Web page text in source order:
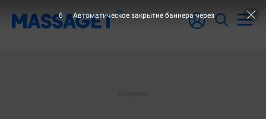
6 Автоматическое закрытие баннера через